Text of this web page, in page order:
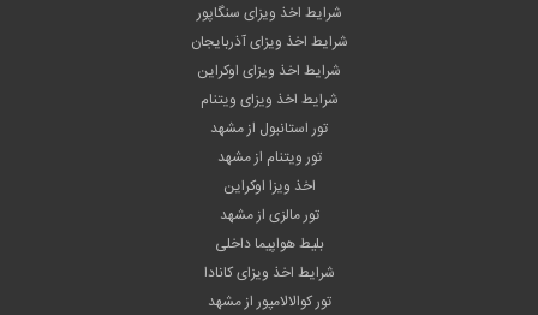
شرایط اخذ ویزای سنگاپور
شرایط اخذ ویزای آذربایجان
شرایط اخذ ویزای اوکراین
شرایط اخذ ویزای ویتنام
تور استانبول از مشهد
تور ویتنام از مشهد
اخذ ویزا اوکراین
تور مالزی از مشهد
بلیط هواپیما داخلی
شرایط اخذ ویزای کانادا
تور کوالالامپور از مشهد